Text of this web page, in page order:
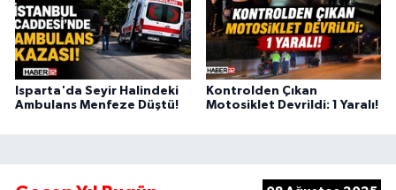
Isparta'da Seyir Halindeki
Ambulans Menfeze Düştü!
Kontrolden Çıkan
Motosiklet Devrildi: 1 Yaralı!